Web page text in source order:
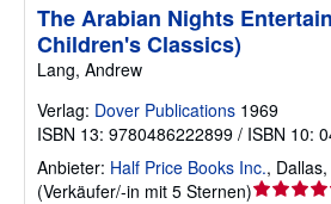
The Arabian Nights
Children's Classics)
Lang, Andrew
Verlag: Dover Publications 1969
ISBN 13: 9780486222899 / ISBN 10:
Anbieter: Half Price Books Inc.,
(Verkäufer/-in mit 5 Sternen)